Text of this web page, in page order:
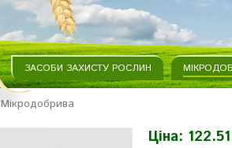
ЗАСОБИ ЗАХИСТУ РОСЛИН
Мікродобрива
Ціна: